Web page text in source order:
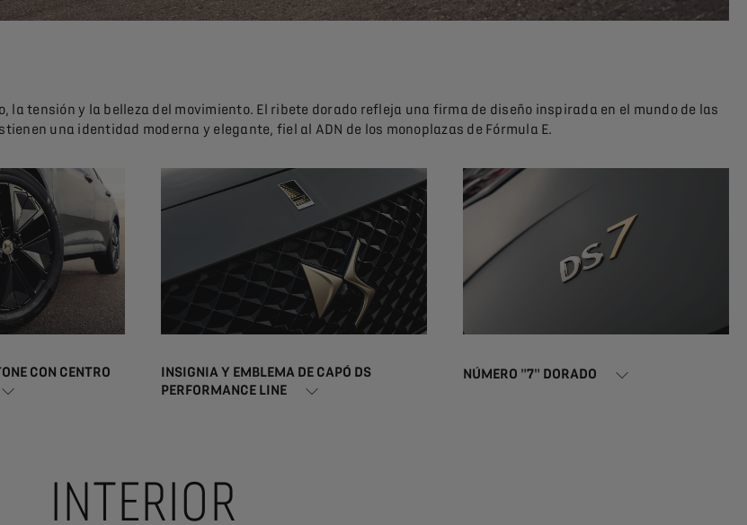
la tensión y la belleza del movimiento. El ribete dorado refleja una firma de diseño inspirada en el mundo de las
una identidad moderna y elegante, fiel al ADN de los monoplazas de Fórmula E.
CON CENTRO
INSIGNIA Y EMBLEMA DE CAPÓ DS
PERFORMANCE LINE
NÚMERO "7" DORADO
INTERIOR